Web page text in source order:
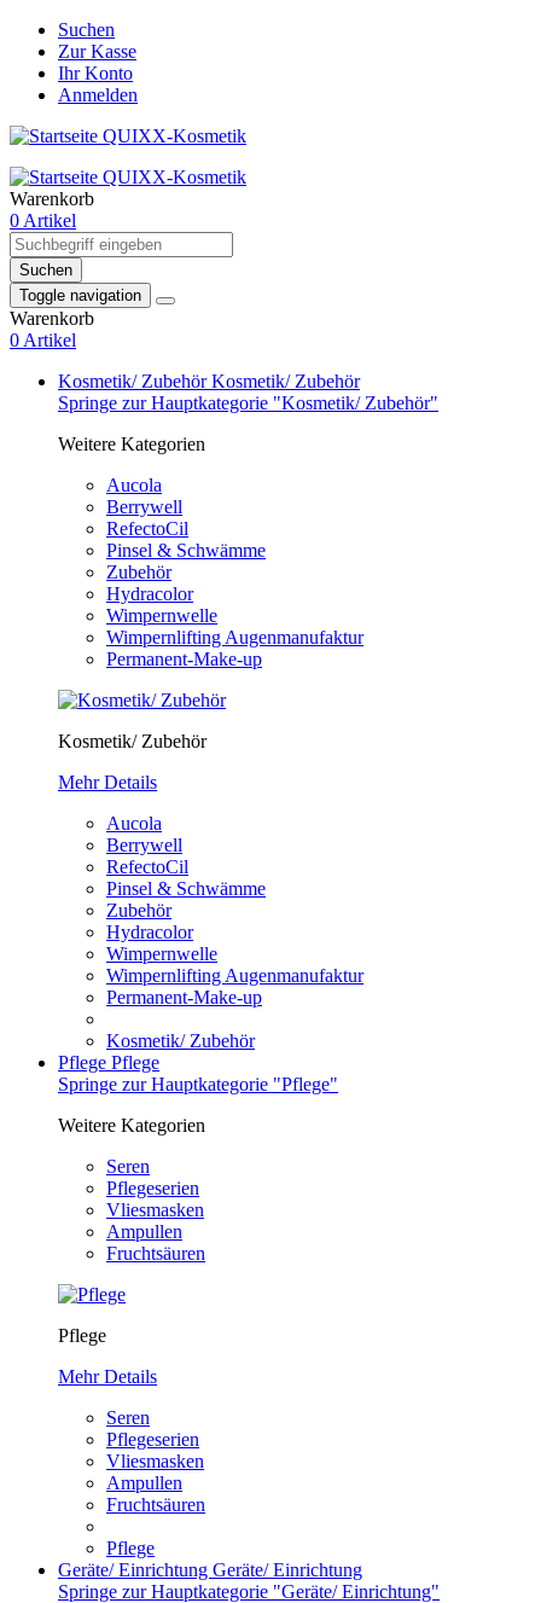
Suchen
Zur Kasse
Ihr Konto
Anmelden
Warenkorb
0 Artikel
Suchen
Toggle navigation
Warenkorb
0 Artikel
Kosmetik/ ZubehörKosmetik/ Zubehör
Springe zur Hauptkategorie "Kosmetik/ Zubehör"
Weitere Kategorien
Aucola
Berrywell
RefectoCil
Pinsel & Schwämme
Zubehör
Hydracolor
Wimpernwelle
Wimpernlifting Augenmanufaktur
Permanent-Make-up
Kosmetik/ Zubehör
Mehr Details
Aucola
Berrywell
RefectoCil
Pinsel & Schwämme
Zubehör
Hydracolor
Wimpernwelle
Wimpernlifting Augenmanufaktur
Permanent-Make-up
Kosmetik/ Zubehör
Pflege Pflege
Springe zur Hauptkategorie "Pflege"
Weitere Kategorien
Seren
Pflegeserien
Vliesmasken
Ampullen
Fruchtsäuren
Pflege
Mehr Details
Seren
Pflegeserien
Vliesmasken
Ampullen
Fruchtsäuren
Pflege
Geräte/ Einrichtung Geräte/ Einrichtung
Springe zur Hauptkategorie "Geräte/ Einrichtung"